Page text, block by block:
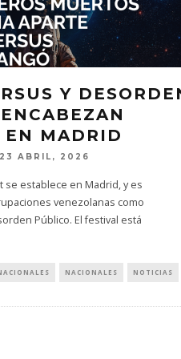
Y
EN MADRID
23 ABRIL, 2026
se establece en Madrid, y es
venezolanas como
Público. El festival está
NACIONALES NOTICIAS